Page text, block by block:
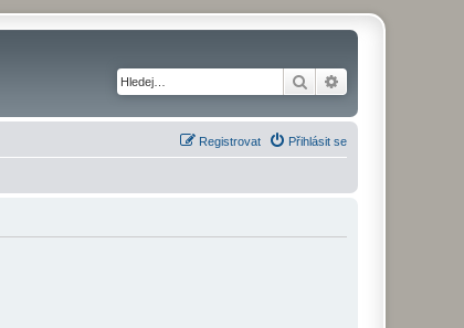
Hledat
Přihlásit se
Registrovat